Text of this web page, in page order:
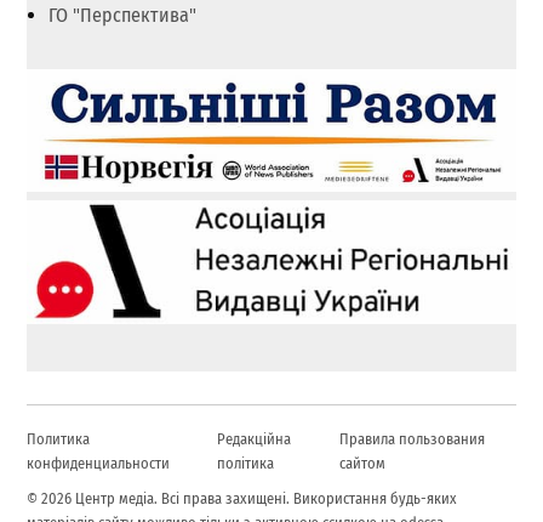
ГО "Перспектива"
Политика
конфиденциальности
Редакційна
політика
Правила пользования
сайтом
© 2026 Центр медіа. Всі права захищені. Використання будь-яких